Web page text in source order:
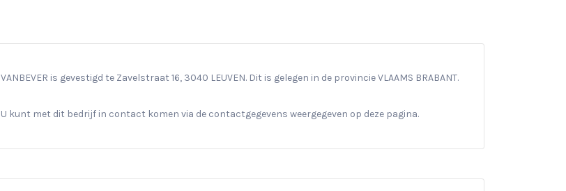
VANBEVER is gevestigd te Zavelstraat 16, 3040 LEUVEN. Dit is gelegen in de provincie VLAAMS BRABANT.
U kunt met dit bedrijf in contact komen via de contactgegevens weergegeven op deze pagina.